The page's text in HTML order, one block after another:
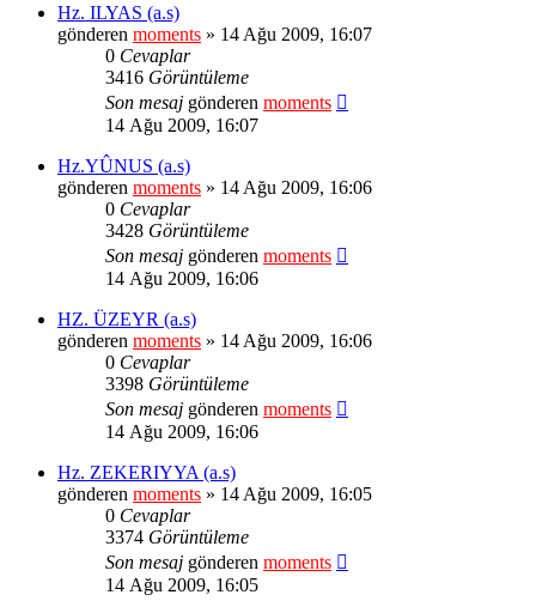
Hz. ILYAS (a.s)
gönderen moments » 14 Ağu 2009, 16:07
0 Cevaplar
3416 Görüntüleme
Son mesaj gönderen moments
14 Ağu 2009, 16:07
Hz.YÛNUS (a.s)
gönderen moments » 14 Ağu 2009, 16:06
0 Cevaplar
3428 Görüntüleme
Son mesaj gönderen moments
14 Ağu 2009, 16:06
HZ. ÜZEYR (a.s)
gönderen moments » 14 Ağu 2009, 16:06
0 Cevaplar
3398 Görüntüleme
Son mesaj gönderen moments
14 Ağu 2009, 16:06
Hz. ZEKERIYYA (a.s)
gönderen moments » 14 Ağu 2009, 16:05
0 Cevaplar
3374 Görüntüleme
Son mesaj gönderen moments
14 Ağu 2009, 16:05